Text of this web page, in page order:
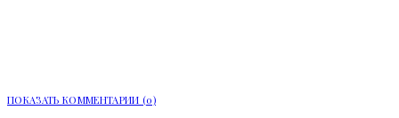
ПОКАЗАТЬ КОММЕНТАРИИ (0)